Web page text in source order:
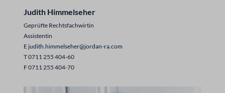
Judith Himmelseher
Geprüfte Rechtsfachwirtin
Assistentin
E judith.himmelseher@jordan-ra.com
T 0711 255 404-60
F 0711 255 404-70